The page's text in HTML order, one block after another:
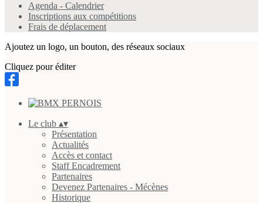
Agenda - Calendrier
Inscriptions aux compétitions
Frais de déplacement
Ajoutez un logo, un bouton, des réseaux sociaux
Cliquez pour éditer
Le club ▴▾
Présentation
Actualités
Accès et contact
Staff Encadrement
Partenaires
Devenez Partenaires - Mécènes
Historique